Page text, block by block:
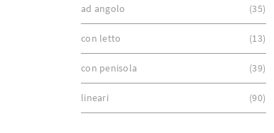
ad angolo 35
con letto 13
con penisola 39
lineari 90